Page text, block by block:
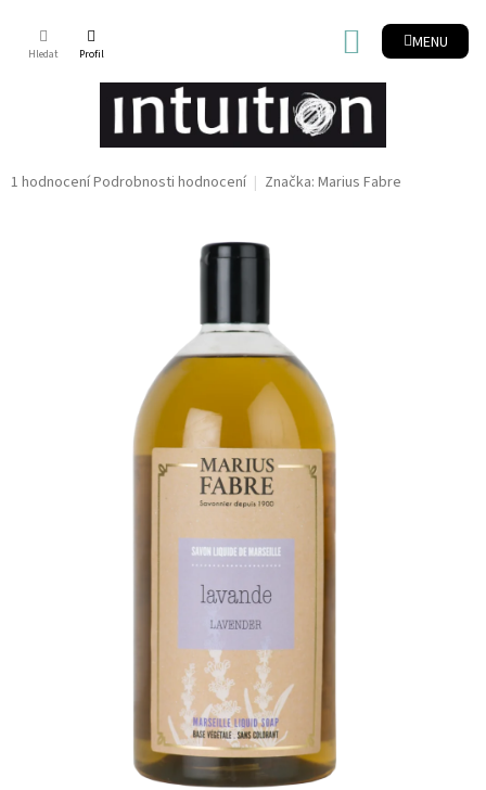
obsah
NÁKUPNÍ
KOŠÍK
Průměrné
1 hodnoceníPodrobnosti hodnocení Značka: Marius Fabre